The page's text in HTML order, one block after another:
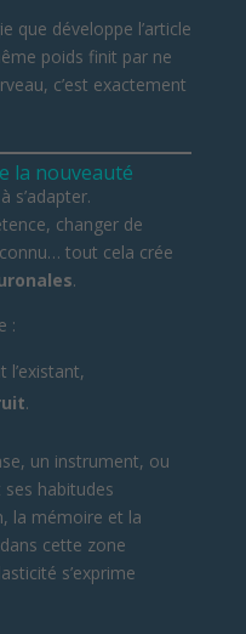
que développe l’article
poids finit par ne
c’est exactement
la nouveauté
s’adapter.
changer de
tout cela crée
.
:
.
un instrument, ou
habitudes
la mémoire et la
cette zone
s’exprime